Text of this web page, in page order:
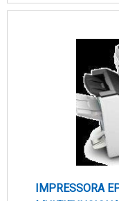
proporciona.
geral ao uso
decoração ou
IMPRESSORA